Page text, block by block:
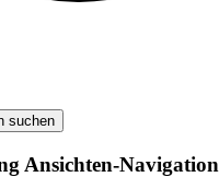
suchen
Ansichten-Navigation